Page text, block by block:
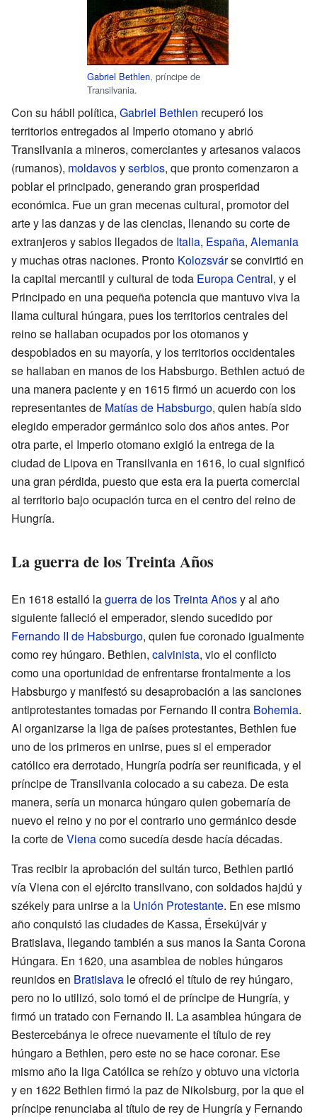
Gabriel Bethlen, príncipe de
Transilvania.
Con su hábil política, Gabriel Bethlen recuperó los
territorios entregados al Imperio otomano y abrió
Transilvania a mineros, comerciantes y artesanos valacos
(rumanos), moldavosyserbios, que pronto comenzaron a
poblar el principado, generando gran prosperidad
económica. Fue un gran mecenas cultural, promotor del
arte y las danzas y de las ciencias, llenando su corte de
extranjeros y sabios llegados de Italia, España, Alemania
y muchas otras naciones. Pronto Kolozsvárse convirtió en
la capital mercantil y cultural de toda Europa Central, y el
Principado en una pequeña potencia que mantuvo viva la
llama cultural húngara, pues los territorios centrales del
reino se hallaban ocupados por los otomanos y
despoblados en su mayoría, y los territorios occidentales
se hallaban en manos de los Habsburgo. Bethlen actuó de
una manera paciente y en 1615 firmó un acuerdo con los
representantes de Matías de Habsburgo, quien había sido
elegido emperador germánico solo dos años antes. Por
otra parte, el Imperio otomano exigió la entrega de la
ciudad de Lipova en Transilvania en 1616, lo cual significó
una gran pérdida, puesto que esta era la puerta comercial
al territorio bajo ocupación turca en el centro del reino de
Hungría.
La guerra de los Treinta Años
En 1618 estalló laguerra de los Treinta Añosy al año
siguiente falleció el emperador, siendo sucedido por
Fernando II de Habsburgo, quien fue coronado igualmente
como rey húngaro. Bethlen, calvinista, vio el conflicto
como una oportunidad de enfrentarse frontalmente a los
Habsburgo y manifestó su desaprobación a las sanciones
antiprotestantes tomadas por Fernando II contra Bohemia.
Al organizarse la liga de países protestantes, Bethlen fue
uno de los primeros en unirse, pues si el emperador
católico era derrotado, Hungría podría ser reunificada, y el
príncipe de Transilvania colocado a su cabeza. De esta
manera, sería un monarca húngaro quien gobernaría de
nuevo el reino y no por el contrario uno germánico desde
la corte deVienacomo sucedía desde hacía décadas.
Tras recibir la aprobación del sultán turco, Bethlen partió
vía Viena con el ejército transilvano, con soldados hajdú y
székely para unirse a la Unión Protestante. En ese mismo
año conquistó las ciudades de Kassa, Érsekújvár y
Bratislava, llegando también a sus manos la Santa Corona
Húngara. En 1620, una asamblea de nobles húngaros
reunidos en Bratislava le ofreció el título de rey húngaro,
pero no lo utilizó, solo tomó el de príncipe de Hungría, y
firmó un tratado con Fernando II. La asamblea húngara de
Bestercebánya le ofrece nuevamente el título de rey
húngaro a Bethlen, pero este no se hace coronar. Ese
mismo año la liga Católica se rehízo y obtuvo una victoria
y en 1622 Bethlen firmó la paz de Nikolsburg, por la que el
príncipe renunciaba al título de rey de Hungría y Fernando